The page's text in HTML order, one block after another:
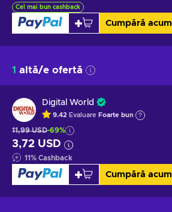
Cel mai bun cashback
Cumpără acum
1 altă/e ofertă
Digital World
9.42 Evaluare Foarte bun
11,99 USD-69%
3,72 USD
11% Cashback
Cumpără acum